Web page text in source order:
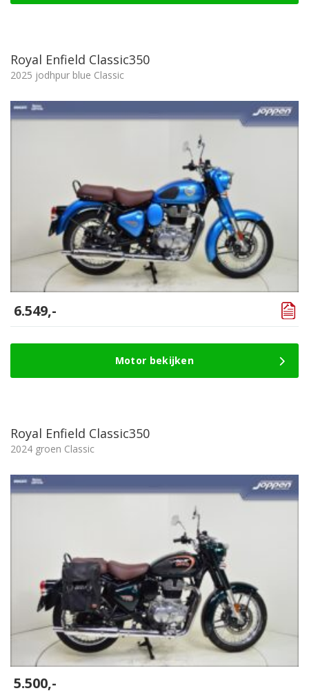
Royal Enfield Classic350
2025 jodhpur blue Classic
6.549,-
Motor bekijken
Royal Enfield Classic350
2024 groen Classic
5.500,-